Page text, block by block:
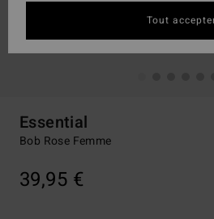
Essential
Bob Rose Femme
39,95 €
Tout